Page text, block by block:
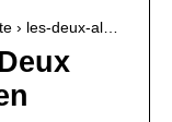
› les-deux-al…